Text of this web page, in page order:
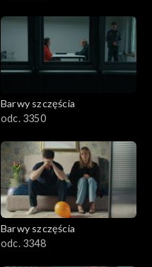
Barwy szczęścia
odc. 3350
Barwy szczęścia
odc. 3348